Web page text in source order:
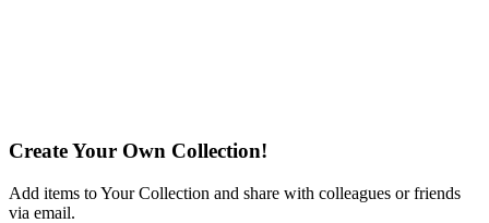
Create Your Own Collection!
Add items to Your Collection and share with colleagues or friends
via email.